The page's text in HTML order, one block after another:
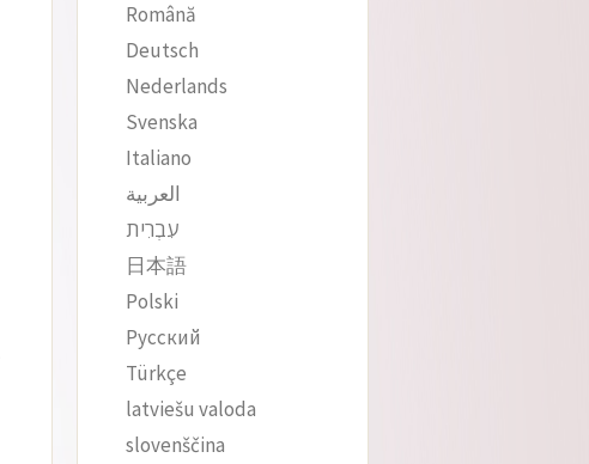
Română
Deutsch
Nederlands
Svenska
Italiano
العربية
עִבְרִית
日本語
Polski
Русский
Türkçe
latviešu valoda
slovenščina